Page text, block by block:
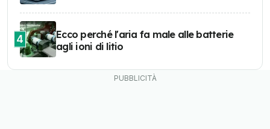
4
Ecco perché l'aria fa male alle batterie
agli ioni di litio